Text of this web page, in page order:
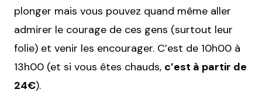
plonger mais vous pouvez quand même aller
admirer le courage de ces gens (surtout leur
folie) et venir les encourager. C’est de 10h00 à
13h00 (et si vous êtes chauds, c’est à partir de
24€).